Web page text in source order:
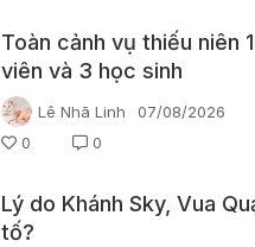
Toàn cảnh vụ thiếu niên
viên và 3 học sinh
Lê Nhã Linh
07/08/2026
0
0
Lý do Khánh Sky, Vua
tố?